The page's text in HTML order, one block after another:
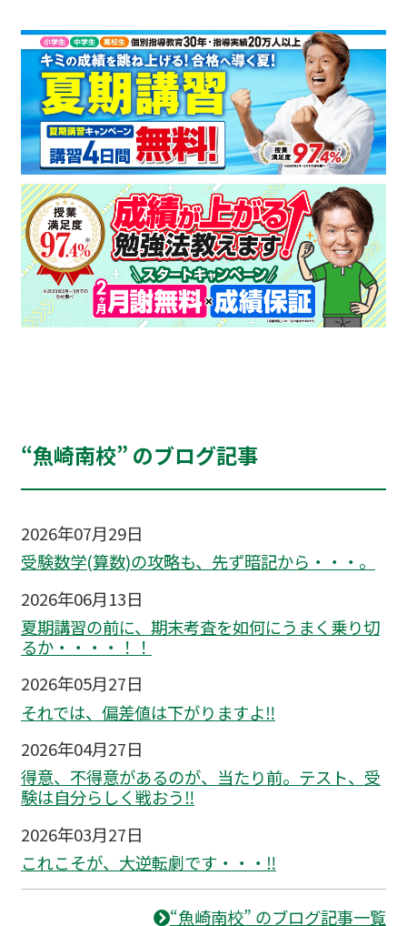
“魚崎南校” のブログ記事
2026年07月29日
受験数学(算数)の攻略も、先ず暗記から・・・。
2026年06月13日
夏期講習の前に、期末考査を如何にうまく乗り切
るか・・・・！！
2026年05月27日
それでは、偏差値は下がりますよ‼
2026年04月27日
得意、不得意があるのが、当たり前。テスト、受
験は自分らしく戦おう‼
2026年03月27日
これこそが、大逆転劇です・・・‼
“魚崎南校” のブログ記事一覧